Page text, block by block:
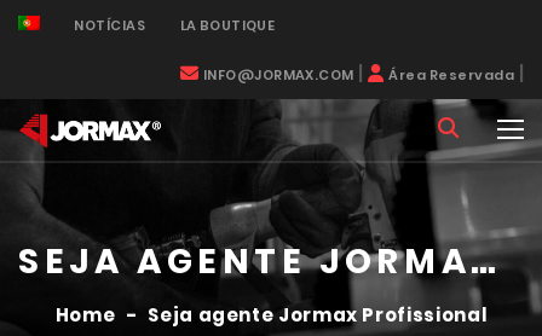
NOTÍCIAS LA BOUTIQUE
INFO@JORMAX.COM | Área Reservada
SEJA AGENTE JORMAX PROFISSIONAL
Home - Seja agente Jormax Profissional